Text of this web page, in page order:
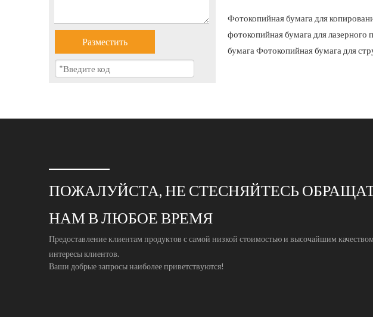
Разместить
Фотокопийная бумага для
фотокопийная бумага для лазерного
бумага Фотокопийная бумага для
ПОЖАЛУЙСТА, НЕ СТЕСНЯЙТЕСЬ
НАМ В ЛЮБОЕ ВРЕМЯ
Предоставление клиентам продуктов с самой низкой стоимостью и высочайшим
интересы клиентов.
Ваши добрые запросы наиболее приветствуются!